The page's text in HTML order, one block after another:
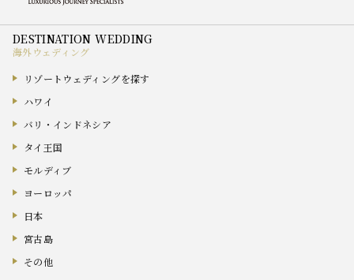
海外ウェディング
リゾートウェディングを探す
ハワイ
バリ・インドネシア
タイ王国
モルディブ
ヨーロッパ
日本
宮古島
その他